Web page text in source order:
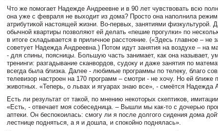
Что же помогает Надежде Андреевне и в 90 лет чувствовать всю
она уже с февраля не выходит из дома? Просто она наполнила
атрибутикой настоящей жизни. Во-первых, занятиями физкультурой.
обычной квартиры позволяют ей делать «пешие прогулки» по
в итоге складывается в приличное расстояние. («Здесь главное – не
советует Надежда Андреевна.) Потом идут занятия на воздухе – на
- для спины, поясницы. Большую часть занимает, как она называет,
тренинги: разгадывание сканвордов, судоку и даже занятия по
всегда была близка. Далее - любимые программы по телеку, благо
телевизор настроен на 170 программ – смотри - не хочу. Но ей ближе
животных. «Теперь, о львах и ягуарах знаю все», - смеётся Надежда
Есть ли результат от такой, по мнению некоторых скептиков,
«Есть, - отвечает моя собеседница. – Вышли мы как-то с дочерью
аптеки. Он беспокоилась: смогу ли я после долгого сидения дома
лестнице подняться, а я и дошла, и спокойно поднялась».